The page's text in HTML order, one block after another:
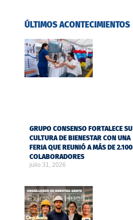
ÚLTIMOS ACONTECIMIENTOS
GRUPO CONSENSO FORTALECE SU
CULTURA DE BIENESTAR CON UNA
FERIA QUE REUNIÓ A MÁS DE 2.100
COLABORADORES
julio 31, 2026